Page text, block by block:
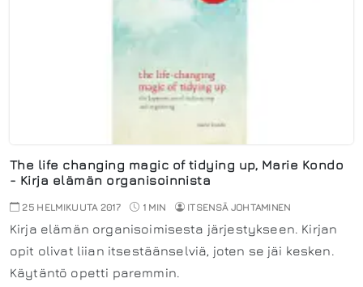
The life changing magic of tidying up, Marie Kondo
- Kirja elämän organisoinnista
25 HELMIKUUTA 2017 1 MIN ITSENSÄ JOHTAMINEN
Kirja elämän organisoimisesta järjestykseen. Kirjan
opit olivat liian itsestäänselviä, joten se jäi kesken.
Käytäntö opetti paremmin.